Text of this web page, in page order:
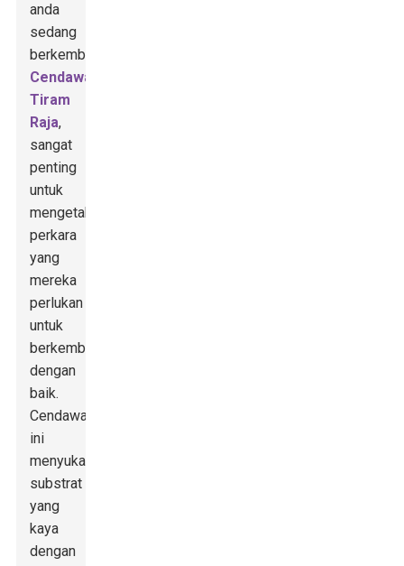
anda
sedang
berkembang
Cendawan
Tiram
Raja,
sangat
penting
untuk
mengetahui
perkara
yang
mereka
perlukan
untuk
berkembang
dengan
baik.
Cendawan
ini
menyukai
substrat
yang
kaya
dengan